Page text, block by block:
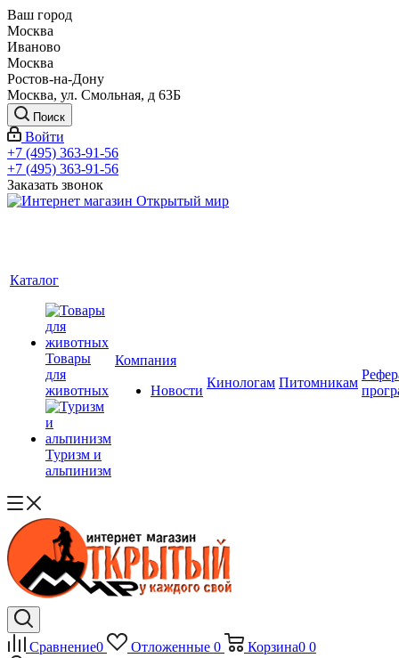
Ваш город
Москва
Иваново
Москва
Ростов-на-Дону
Москва, ул. Смольная, д 63Б
Поиск
Войти
+7 (495) 363-91-56
+7 (495) 363-91-56
Заказать звонок
Каталог
Товары
для
животных
Туризм и
альпинизм
Компания
Новости
Кинологам Питомникам
Сравнение0 Отложенные 0 Корзина0 0